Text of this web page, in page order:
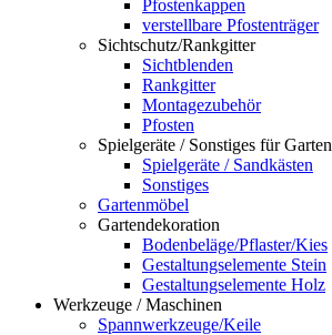
Pfostenkappen
verstellbare Pfostenträger
Sichtschutz/Rankgitter
Sichtblenden
Rankgitter
Montagezubehör
Pfosten
Spielgeräte / Sonstiges für Garten
Spielgeräte / Sandkästen
Sonstiges
Gartenmöbel
Gartendekoration
Bodenbeläge/Pflaster/Kies
Gestaltungselemente Stein
Gestaltungselemente Holz
Werkzeuge / Maschinen
Spannwerkzeuge/Keile